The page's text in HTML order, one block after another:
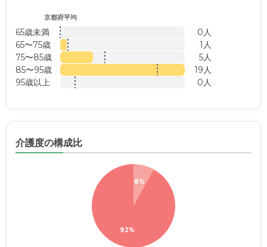
京都府平均
65歳未満
0人
65〜75歳
1人
75〜85歳
5人
85〜95歳
19人
95歳以上
0人
介護度の構成比
8%
92%